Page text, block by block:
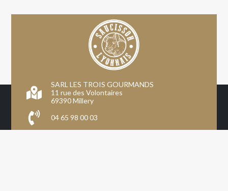
SARL LES TROIS GOURMANDS
11 rue des Volontaires
69390 Millery
04 65 98 00 03